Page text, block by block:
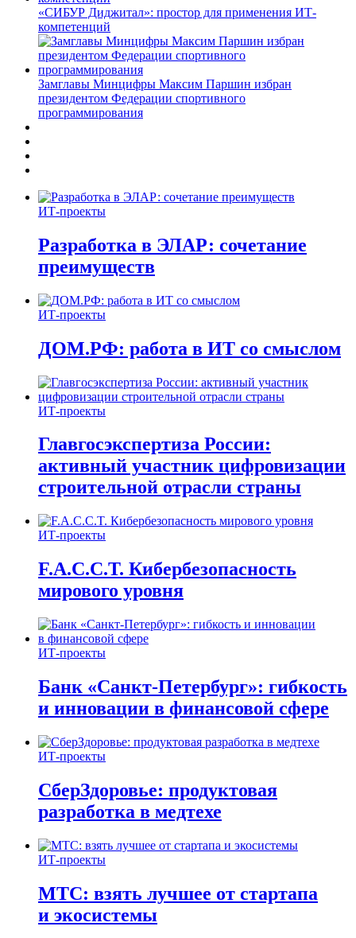
«СИБУР Диджитал»: простор для применения ИТ-
компетенций
Замглавы Минцифры Максим Паршин избран
президентом Федерации спортивного
программирования
ИТ-проекты
Разработка в ЭЛАР: сочетание
преимуществ
ИТ-проекты
ДОМ.РФ: работа в ИТ со смыслом
ИТ-проекты
Главгосэкспертиза России:
активный участник цифровизации
строительной отрасли страны
ИТ-проекты
F.A.C.C.T. Кибербезопасность
мирового уровня
ИТ-проекты
Банк «Санкт-Петербург»: гибкость
и инновации в финансовой сфере
ИТ-проекты
СберЗдоровье: продуктовая
разработка в медтехе
ИТ-проекты
МТС: взять лучшее от стартапа
и экосистемы